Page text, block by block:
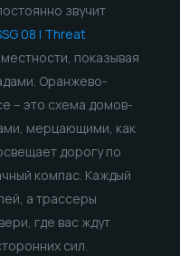
звучит
08 | Threat
показывая
Оранжево-
– это схема домов-
мерцающими, как
дорогу по
компас. Каждый
а трассеры
где вас ждут
сил.